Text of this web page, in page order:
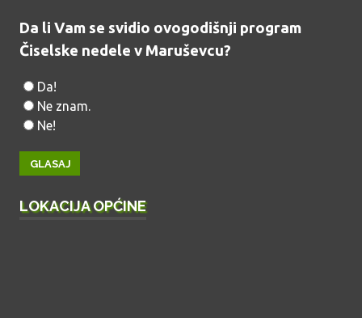
Da li Vam se svidio ovogodišnji program
Čiselske nedele v Maruševcu?
Da!
Ne znam.
Ne!
LOKACIJA OPĆINE